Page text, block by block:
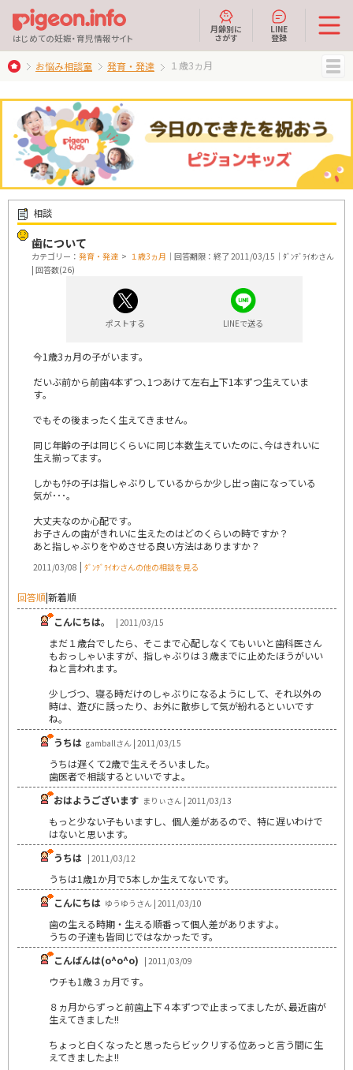
はじめての妊娠・育児情報サイト
月齢別に
さがす
LINE
登録
お悩み相談室 発育・発達 １歳3ヵ月
相談
歯について
カテゴリー： 発育・発達 > １歳3ヵ月 ｜回答期限：終了 2011/03/15｜ﾀﾞﾝﾃﾞﾗｲｵﾝさん
| 回答数(26)
ポストする LINEで送る
今1歳3ヵ月の子がいます｡
だいぶ前から前歯4本ずつ､1つあけて左右上下1本ずつ生えていま
す｡
でもその後まったく生えてきません｡
同じ年齢の子は同じくらいに同じ本数生えていたのに､今はきれいに
生え揃ってます｡
しかもｳﾁの子は指しゃぶりしているからか少し出っ歯になっている
気が･･･｡
大丈夫なのか心配です｡
お子さんの歯がきれいに生えたのはどのくらいの時ですか？
あと指しゃぶりをやめさせる良い方法はありますか？
2011/03/08 | ﾀﾞﾝﾃﾞﾗｲｵﾝさんの他の相談を見る
回答順|新着順
こんにちは。
| 2011/03/15
まだ１歳台でしたら、そこまで心配しなくてもいいと歯科医さん
もおっしゃいますが、指しゃぶりは３歳までに止めたほうがいい
ねと言われます。
少しづつ、寝る時だけのしゃぶりになるようにして、それ以外の
時は、遊びに誘ったり、お外に散歩して気が紛れるといいです
ね。
うちは gamballさん | 2011/03/15
うちは遅くて2歳で生えそろいました。
歯医者で相談するといいですよ。
おはようございます まりぃさん | 2011/03/13
もっと少ない子もいますし、個人差があるので、特に遅いわけで
はないと思います。
うちは | 2011/03/12
うちは1歳1か月で5本しか生えてないです。
こんにちは ゆうゆうさん | 2011/03/10
歯の生える時期・生える順番って個人差がありますよ。
うちの子達も皆同じではなかったです。
こんばんは(o^o^o) | 2011/03/09
ウチも1歳３ヵ月です｡
８ヵ月からずっと前歯上下４本ずつで止まってましたが､最近歯が
生えてきました!!
ちょっと白くなったと思ったらビックリする位あっと言う間に生
えてきましたよ!!